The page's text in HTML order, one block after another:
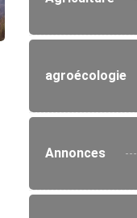
agroécologie
Annonces